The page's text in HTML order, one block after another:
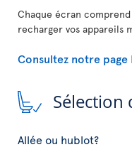
Chaque écran
recharger vos appareils
Consultez notre
Sélection
Allée ou hublot?